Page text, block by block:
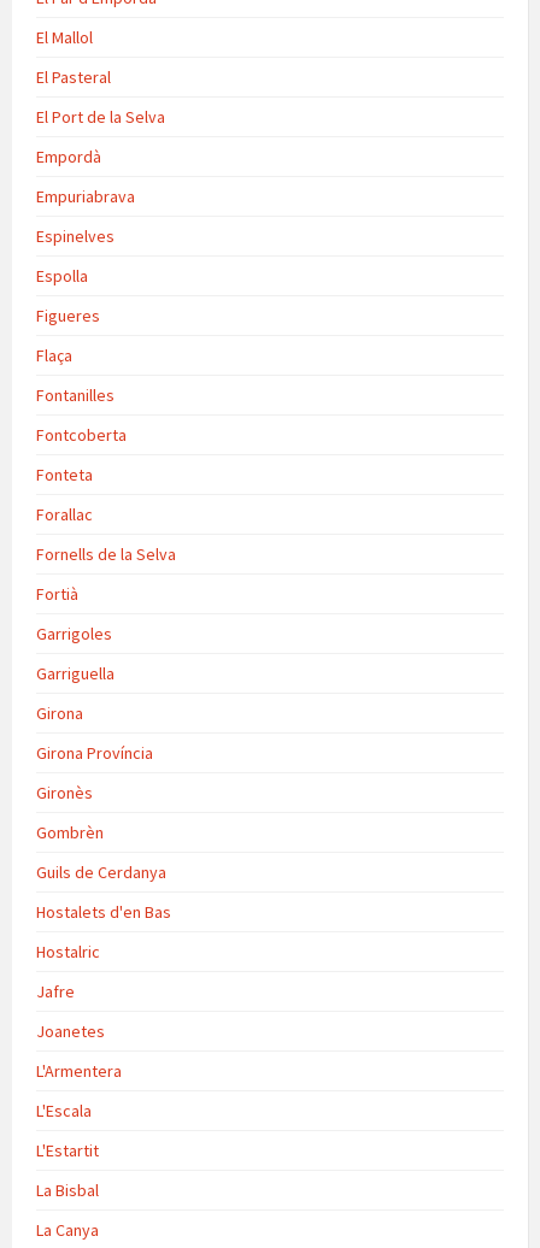
El Mallol
El Pasteral
El Port de la Selva
Empordà
Empuriabrava
Espinelves
Espolla
Figueres
Flaça
Fontanilles
Fontcoberta
Fonteta
Forallac
Fornells de la Selva
Fortià
Garrigoles
Garriguella
Girona
Girona Província
Gironès
Gombrèn
Guils de Cerdanya
Hostalets d'en Bas
Hostalric
Jafre
Joanetes
L'Armentera
L'Escala
L'Estartit
La Bisbal
La Canya